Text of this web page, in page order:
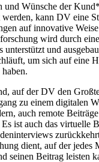
und Wünsche der
kann DV eine
auf innovative
wird durch
und
um sich auf eine
auf der DV den
zu einem digitalen
auch remote
ist auch das virtuelle
dient, auf der jedes
seinen Beitrag leisten